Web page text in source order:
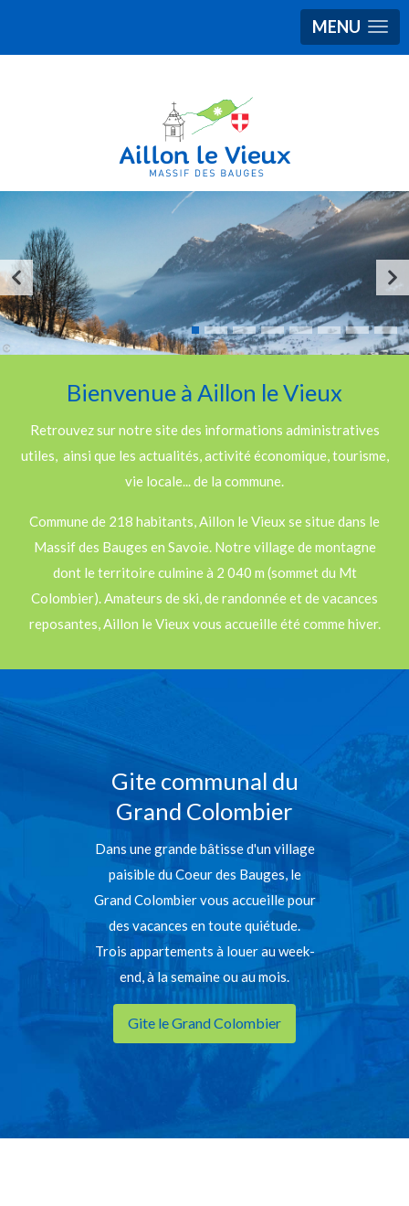
MENU
Bienvenue à Aillon le Vieux
Retrouvez sur notre site des informations administratives
utiles, ainsi que les actualités, activité économique, tourisme,
vie locale... de la commune.
Commune de 218 habitants, Aillon le Vieux se situe dans le
Massif des Bauges en Savoie. Notre village de montagne
dont le territoire culmine à 2 040 m (sommet du Mt
Colombier). Amateurs de ski, de randonnée et de vacances
reposantes, Aillon le Vieux vous accueille été comme hiver.
Gite communal du
Grand Colombier
Dans une grande bâtisse d'un village
paisible du Coeur des Bauges, le
Grand Colombier vous accueille pour
des vacances en toute quiétude.
Trois appartements à louer au week-
end, à la semaine ou au mois.
Gite le Grand Colombier